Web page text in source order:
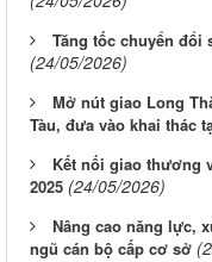
Tăng tốc chuyển đổi
(24/05/2026)
Mở nút giao Long
Tàu, đưa vào khai thác
Kết nối giao thương
2025 (24/05/2026)
Nâng cao năng lực,
ngũ cán bộ cấp cơ sở